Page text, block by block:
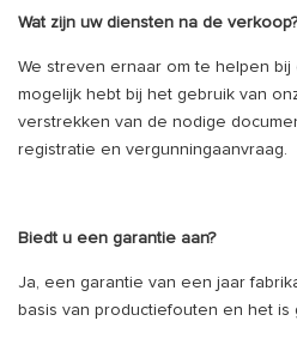
Wat zijn uw diensten na de verkoop?
We streven ernaar om te helpen
mogelijk hebt bij het gebruik van
verstrekken van de nodige
registratie en vergunningaanvraag.
Biedt u een garantie aan?
Ja, een garantie van een jaar
basis van productiefouten en het is